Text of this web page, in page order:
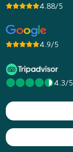
4.88/5
4.9/5
4.3/5